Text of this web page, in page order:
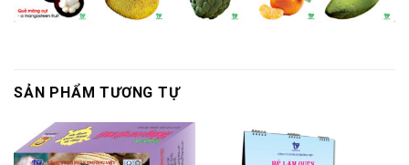
SẢN PHẨM TƯƠNG TỰ